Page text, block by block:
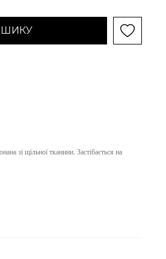
зі щільної тканини. Застібається на